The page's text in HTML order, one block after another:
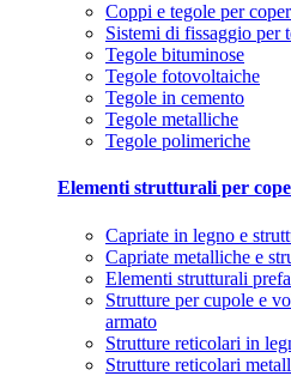
Coppi e tegole per
Sistemi di fissaggio per
Tegole bituminose
Tegole fotovoltaiche
Tegole in cemento
Tegole metalliche
Tegole polimeriche
Elementi strutturali per
Capriate in legno e
Capriate metalliche e
Elementi strutturali
Strutture per cupole e
armato
Strutture reticolari in
Strutture reticolari